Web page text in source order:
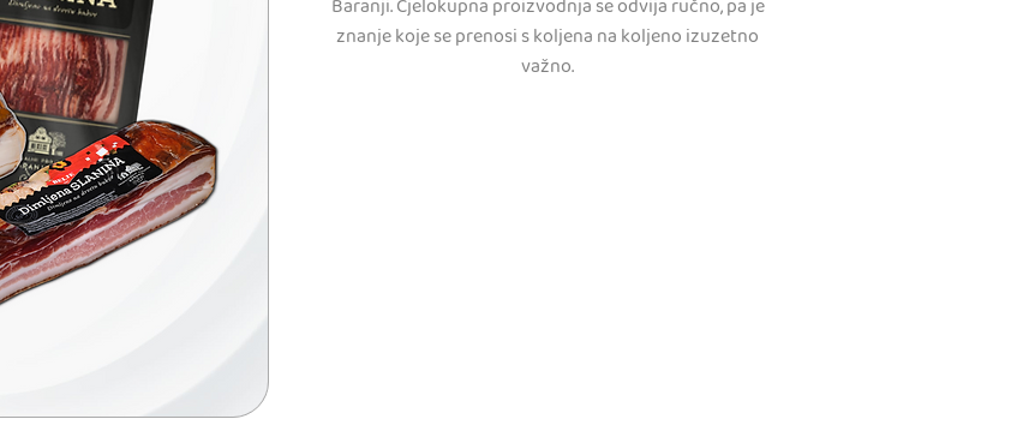
Baranji. Cjelokupna proizvodnja se odvija ručno, pa je
znanje koje se prenosi s koljena na koljeno izuzetno
važno.